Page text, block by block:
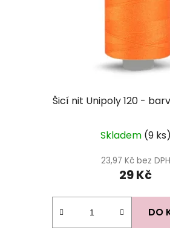
Šicí nit Unipoly 120 -
Skladem (9 ks)
23,97 Kč bez DPH
29 Kč
DO